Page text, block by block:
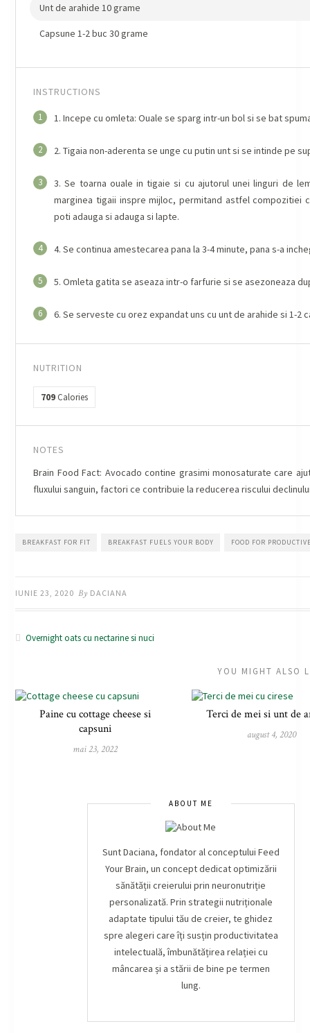
Unt de arahide 10 grame
Capsune 1-2 buc 30 grame
INSTRUCTIONS
1 1. Incepe cu omleta: Ouale se sparg intr-un bol si se bat
2 2. Tigaia non-aderenta se unge cu putin unt si se intinde pe
3
3. Se toarna ouale in tigaie si cu ajutorul unei linguri de
marginea tigaii inspre mijloc, permitand astfel compozitiei
poti adauga si adauga si lapte.
4 4. Se continua amestecarea pana la 3-4 minute, pana s-a
5 5. Omleta gatita se aseaza intr-o farfurie si se asezoneaza
6 6. Se serveste cu orez expandat uns cu unt de arahide si 1-2
NUTRITION
709 Calories
NOTES
Brain Food Fact: Avocado contine grasimi monosaturate care
fluxului sanguin, factori ce contribuie la reducerea riscului
BREAKFAST FOR FIT BREAKFAST FUELS YOUR BODY FOOD FOR
IUNIE 23, 2020 By DACIANA
Overnight oats cu nectarine si nuci
YOU MIGHT ALSO
Paine cu cottage cheese si
capsuni
mai 23, 2022
Terci de mei si unt de
august 4, 2020
ABOUT ME
Sunt Daciana, fondator al conceptului Feed
Your Brain, un concept dedicat optimizării
sănătății creierului prin neuronutriție
personalizată. Prin strategii nutriționale
adaptate tipului tău de creier, te ghidez
spre alegeri care îți susțin productivitatea
intelectuală, îmbunătățirea relației cu
mâncarea și a stării de bine pe termen
lung.